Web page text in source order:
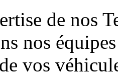
de nos
nos
vos